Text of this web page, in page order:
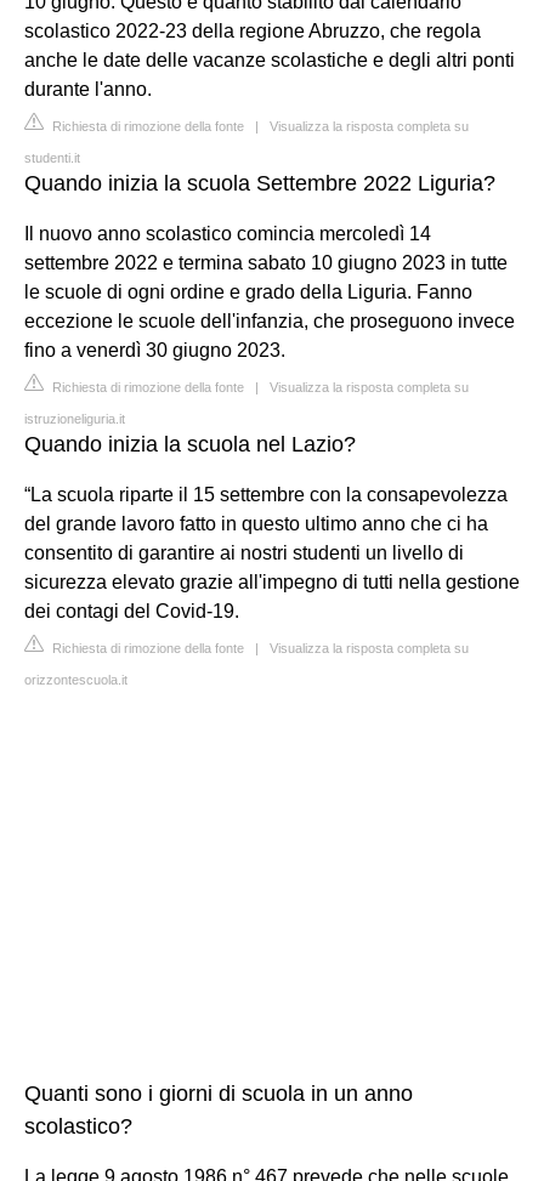
scolastico 2022-23 della regione Abruzzo, che regola
anche le date delle vacanze scolastiche e degli altri ponti
durante l'anno.
Richiesta di rimozione della fonte | Visualizza la risposta completa su
studenti.it
Quando inizia la scuola Settembre 2022 Liguria?
Il nuovo anno scolastico comincia mercoledì 14
settembre 2022 e termina sabato 10 giugno 2023 in tutte
le scuole di ogni ordine e grado della Liguria. Fanno
eccezione le scuole dell'infanzia, che proseguono invece
fino a venerdì 30 giugno 2023.
Richiesta di rimozione della fonte | Visualizza la risposta completa su
istruzioneliguria.it
Quando inizia la scuola nel Lazio?
“La scuola riparte il 15 settembre con la consapevolezza
del grande lavoro fatto in questo ultimo anno che ci ha
consentito di garantire ai nostri studenti un livello di
sicurezza elevato grazie all'impegno di tutti nella gestione
dei contagi del Covid-19.
Richiesta di rimozione della fonte | Visualizza la risposta completa su
orizzontescuola.it
Quanti sono i giorni di scuola in un anno
scolastico?
La legge 9 agosto 1986 n° 467 prevede che nelle scuole